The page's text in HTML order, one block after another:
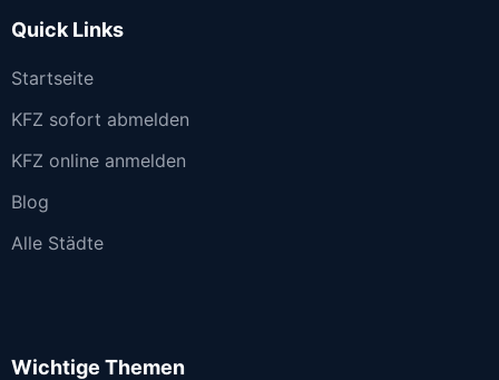
Quick Links
Startseite
KFZ sofort abmelden
KFZ online anmelden
Blog
Alle Städte
Wichtige Themen